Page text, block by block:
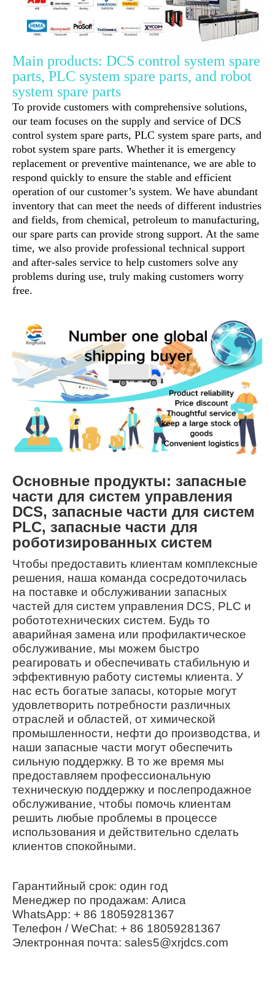
Main products: DCS control system spare
parts, PLC system spare parts, and robot
system spare parts
To provide customers with comprehensive solutions,
our team focuses on the supply and service of DCS
control system spare parts, PLC system spare parts, and
robot system spare parts. Whether it is emergency
replacement or preventive maintenance, we are able to
respond quickly to ensure the stable and efficient
operation of our customer’s system. We have abundant
inventory that can meet the needs of different industries
and fields, from chemical, petroleum to manufacturing,
our spare parts can provide strong support. At the same
time, we also provide professional technical support
and after-sales service to help customers solve any
problems during use, truly making customers worry
free.
Основные продукты: запасные
части для систем управления
DCS, запасные части для систем
PLC, запасные части для
роботизированных систем
Чтобы предоставить клиентам комплексные
решения, наша команда сосредоточилась
на поставке и обслуживании запасных
частей для систем управления DCS, PLC и
робототехнических систем. Будь то
аварийная замена или профилактическое
обслуживание, мы можем быстро
реагировать и обеспечивать стабильную и
эффективную работу системы клиента. У
нас есть богатые запасы, которые могут
удовлетворить потребности различных
отраслей и областей, от химической
промышленности, нефти до производства, и
наши запасные части могут обеспечить
сильную поддержку. В то же время мы
предоставляем профессиональную
техническую поддержку и послепродажное
обслуживание, чтобы помочь клиентам
решить любые проблемы в процессе
использования и действительно сделать
клиентов спокойными.
Гарантийный срок: один год
Менеджер по продажам: Алиса
WhatsApp: + 86 18059281367
Телефон / WeChat: + 86 18059281367
Электронная почта: sales5@xrjdcs.com